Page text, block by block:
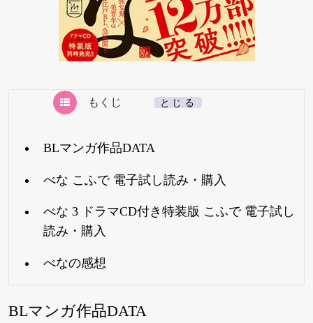
もくじ とじる
BLマンガ作品DATA
べな こふで 電子試し読み・購入
べな 3 ドラマCD付き特装版 こふで 電子試し
読み・購入
べなの感想
BLマンガ作品DATA